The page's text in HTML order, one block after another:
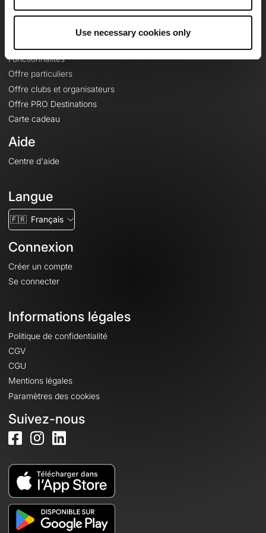
Use necessary cookies only
Fonctionnalités
Offre particuliers
Offre clubs et organisateurs
Offre PRO Destinations
Carte cadeau
Aide
Centre d'aide
Langue
🇫🇷 Français
Connexion
Créer un compte
Se connecter
Informations légales
Politique de confidentialité
CGV
CGU
Mentions légales
Paramètres des cookies
Suivez-nous